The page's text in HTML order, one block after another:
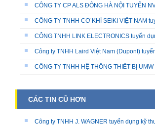
CÔNG TY CP ALS ĐÔNG HÀ NỘI TUYỂN
CÔNG TY TNHH CƠ KHÍ SEIKI VIỆT NAM
CÔNG TNHH LINK ELECTRONICS tuyển
Công ty TNHH Laird Việt Nam (Dupont)
CÔNG TY TNHH HỆ THỐNG THIẾT BỊ
CÁC TIN CŨ HƠN
Công ty TNHH J. WAGNER tuyển dụng kỹ